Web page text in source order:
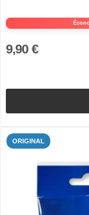
9,90 €
ORIGINAL